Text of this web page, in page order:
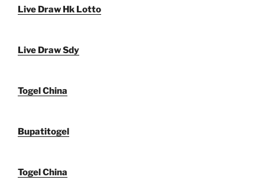
Live Draw Hk Lotto
Live Draw Sdy
Togel China
Bupatitogel
Togel China